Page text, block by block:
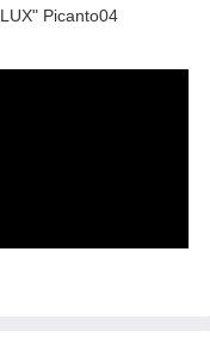
Picanto04